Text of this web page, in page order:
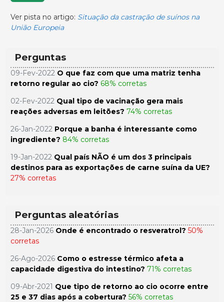
Ver pista no artigo: Situação da castração de suínos na
União Europeia
Perguntas
09-Fev-2022 O que faz com que uma matriz tenha
retorno regular ao cio? 68% corretas
02-Fev-2022 Qual tipo de vacinação gera mais
reações adversas em leitões? 74% corretas
26-Jan-2022 Porque a banha é interessante como
ingrediente? 84% corretas
19-Jan-2022 Qual país NÃO é um dos 3 principais
destinos para as exportações de carne suína da UE?
27% corretas
Perguntas aleatórias
28-Jan-2026 Onde é encontrado o resveratrol? 50%
corretas
26-Ago-2026 Como o estresse térmico afeta a
capacidade digestiva do intestino? 71% corretas
09-Abr-2021 Que tipo de retorno ao cio ocorre entre
25 e 37 dias após a cobertura? 56% corretas